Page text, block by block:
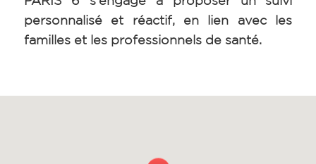
personnalisé et réactif, en lien avec les
familles et les professionnels de santé.